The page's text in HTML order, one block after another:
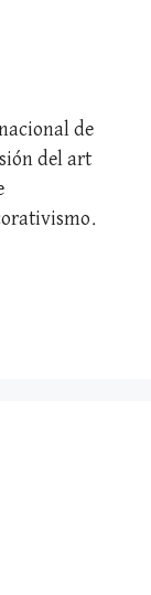
de
del art